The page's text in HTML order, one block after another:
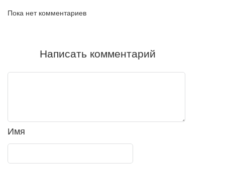
Пока нет комментариев
Написать комментарий
Имя